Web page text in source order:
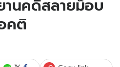
นคดีสลายม็อบ
คติ